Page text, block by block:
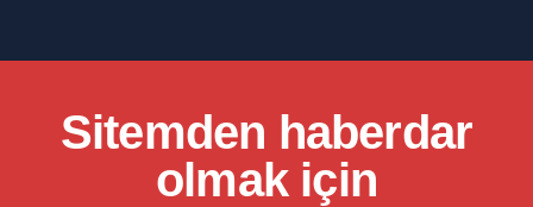
Sitemden haberdar
olmak için